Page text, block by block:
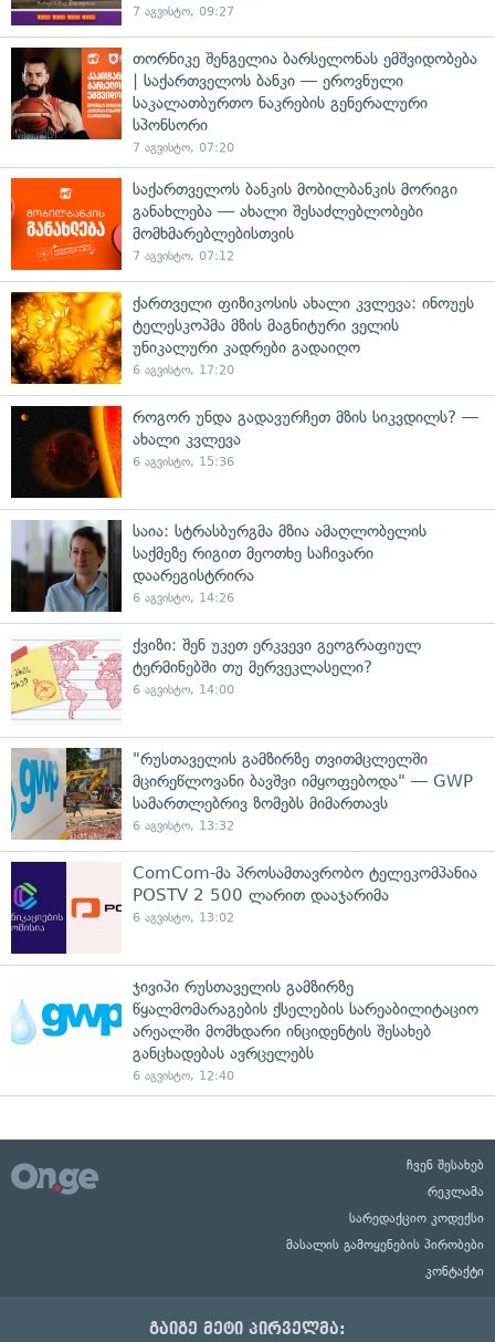
7 აგვისტო, 09:27
თორნიკე შენგელია ბარსელონას ემშვიდობება
| საქართველოს ბანკი — ეროვნული
საკალათბურთო ნაკრების გენერალური
სპონსორი
7 აგვისტო, 07:20
საქართველოს ბანკის მობილბანკის მორიგი
განახლება — ახალი შესაძლებლობები
მომხმარებლებისთვის
7 აგვისტო, 07:12
ქართველი ფიზიკოსის ახალი კვლევა: ინოუეს
ტელესკოპმა მზის მაგნიტური ველის
უნიკალური კადრები გადაიღო
6 აგვისტო, 17:20
როგორ უნდა გადავურჩეთ მზის სიკვდილს? —
ახალი კვლევა
6 აგვისტო, 15:36
საია: სტრასბურგმა მზია ამაღლობელის
საქმეზე რიგით მეოთხე საჩივარი
დაარეგისტრირა
6 აგვისტო, 14:26
ქვიზი: შენ უკეთ ერკვევი გეოგრაფიულ
ტერმინებში თუ მერვეკლასელი?
6 აგვისტო, 14:00
"რუსთაველის გამზირზე თვითმცლელში
მცირეწლოვანი ბავშვი იმყოფებოდა" — GWP
სამართლებრივ ზომებს მიმართავს
6 აგვისტო, 13:32
ComCom-მა პროსამთავრობო ტელეკომპანია
POSTV 2 500 ლარით დააჯარიმა
6 აგვისტო, 13:02
ჯივიპი რუსთაველის გამზირზე
წყალმომარაგების ქსელების სარეაბილიტაციო
არეალში მომხდარი ინციდენტის შესახებ
განცხადებას ავრცელებს
6 აგვისტო, 12:40
ჩვენ შესახებ
რეკლამა
სარედაქციო კოდექსი
მასალის გამოყენების პირობები
კონტაქტი
გაიგე მეტი პირველმა: